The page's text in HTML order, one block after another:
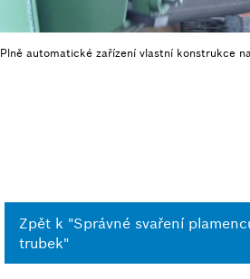
Plně automatické zařízení vlastní konstrukce
Zpět k "Správné svaření
trubek"